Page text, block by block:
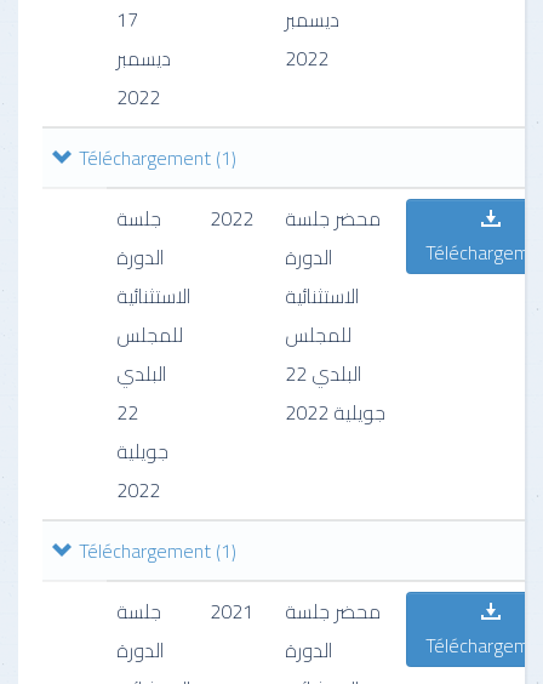
17
ديسمبر
2022
ديسمبر
2022
Téléchargement(1)
جلسة
الدورة
الاستثنائية
للمجلس
البلدي
22
جويلية
2022
2022
محضر جلسة
الدورة
الاستثنائية
للمجلس
البلدي 22
جويلية 2022
Téléchargement(1)
جلسة
الدورة
2021
محضر جلسة
الدورة